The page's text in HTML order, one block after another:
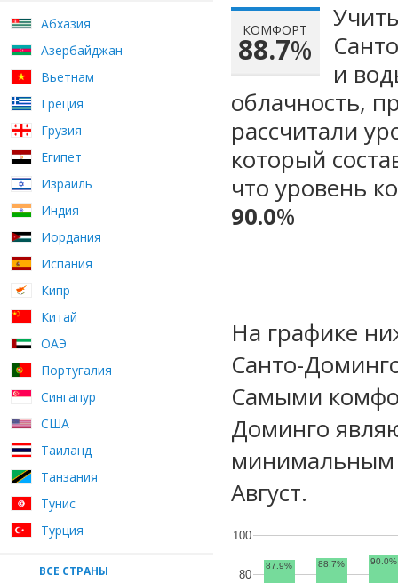
Абхазия
Азербайджан
Вьетнам
Греция
Грузия
Египет
Израиль
Индия
Иордания
Испания
Кипр
Китай
ОАЭ
Португалия
Сингапур
США
Таиланд
Танзания
Тунис
Турция
ВСЕ СТРАНЫ
КОМФОРТ
88.7%
и
облачность,
рассчитали
который
что уровень
90.0%
На графике
Санто-
Самыми
Доминго
минимальным
Август.
80
100
87.9% 88.7% 90.0%